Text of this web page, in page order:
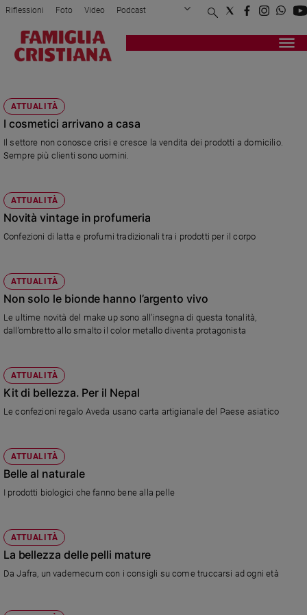
Attualità
Politica
Mondo
Economia
Legalità
Sport
Papa
Chiesa
e
spiritualità
Santi
fede
Parola
del
giorno
Società
Riflessioni Foto Video Podcast
Privacy Policy Chi siamo
Registrati Redazione
ATTUALITÀ
I cosmetici arrivano a casa
Il settore non conosce crisi e cresce la vendita dei prodotti a domicilio.
Sempre più clienti sono uomini.
ATTUALITÀ
Novità vintage in profumeria
Confezioni di latta e profumi tradizionali tra i prodotti per il corpo
ATTUALITÀ
Non solo le bionde hanno l’argento vivo
Le ultime novità del make up sono all’insegna di questa tonalità,
dall’ombretto allo smalto il color metallo diventa protagonista
ATTUALITÀ
Kit di bellezza. Per il Nepal
Le confezioni regalo Aveda usano carta artigianale del Paese asiatico
ATTUALITÀ
Belle al naturale
I prodotti biologici che fanno bene alla pelle
ATTUALITÀ
La bellezza delle pelli mature
Da Jafra, un vademecum con i consigli su come truccarsi ad ogni età